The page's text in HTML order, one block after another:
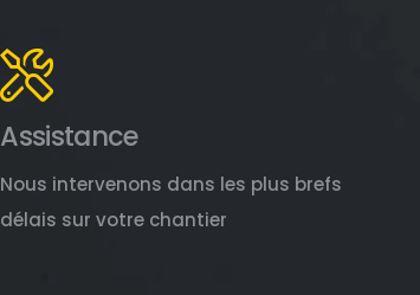
Assistance
Nous intervenons dans les plus brefs
délais sur votre chantier